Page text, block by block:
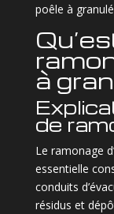
poêle à
à
de
Le ramonage
essentielle
conduits
résidus et